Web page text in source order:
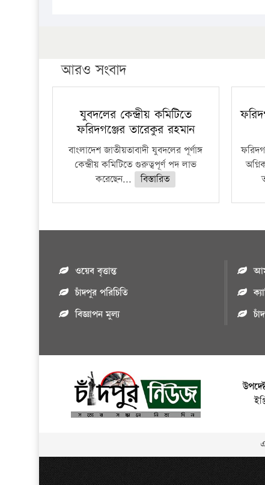
আরও সংবাদ
যুবদলের কেন্দ্রীয় কমিটিতে
ফরিদগঞ্জের তারেকুর রহমান
বাংলাদেশ জাতীয়তাবাদী যুবদলের পূর্ণাঙ্গ
কেন্দ্রীয় কমিটিতে গুরুত্বপূর্ণ পদ লাভ
করেছেন...
বিস্তারিত
ওয়েব বৃত্তান্ত
চাঁদপুর পরিচিতি
বিজ্ঞাপন মুল্য